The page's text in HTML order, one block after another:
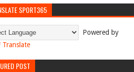
SPORT365
Powered by
Translate
POST